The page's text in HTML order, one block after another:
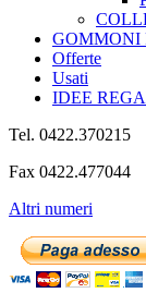
GOMMONI
Offerte
Usati
IDEE
Tel. 0422.370215
Fax 0422.477044
Altri numeri